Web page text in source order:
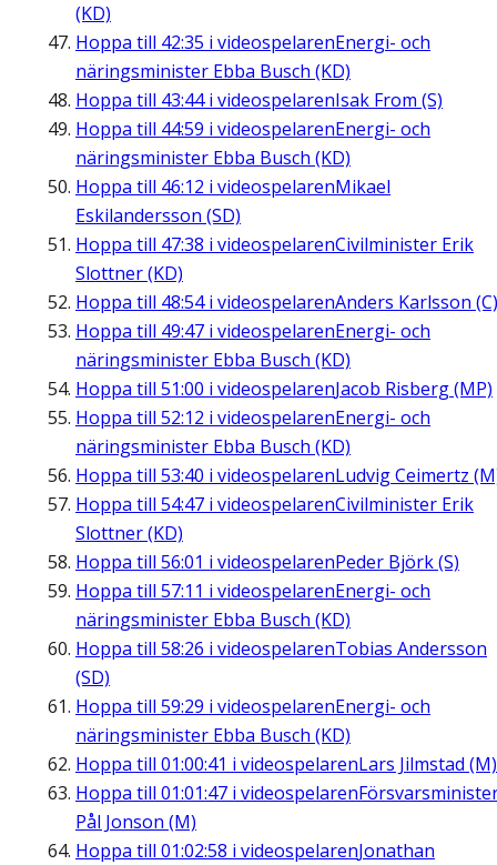
(KD)
Hoppa till 42:35 i videospelarenEnergi- och
näringsminister Ebba Busch (KD)
Hoppa till 43:44i videospelarenIsak From (S)
Hoppa till 44:59 i videospelarenEnergi- och
näringsminister Ebba Busch (KD)
Hoppa till 46:12 i videospelarenMikael
Eskilandersson (SD)
Hoppa till 47:38 i videospelarenCivilminister Erik
Slottner (KD)
Hoppa till 48:54i videospelarenAnders Karlsson (C)
Hoppa till 49:47 i videospelarenEnergi- och
näringsminister Ebba Busch (KD)
Hoppa till 51:00 i videospelarenJacob Risberg (MP)
Hoppa till 52:12 i videospelarenEnergi- och
näringsminister Ebba Busch (KD)
Hoppa till 53:40 i videospelarenLudvig Ceimertz
Hoppa till 54:47 i videospelarenCivilminister Erik
Slottner (KD)
Hoppa till 56:01 i videospelarenPeder Björk (S)
Hoppa till 57:11 i videospelarenEnergi- och
näringsminister Ebba Busch (KD)
Hoppa till 58:26 i videospelarenTobias Andersson
(SD)
Hoppa till 59:29 i videospelarenEnergi- och
näringsminister Ebba Busch (KD)
Hoppa till 01:00:41 i videospelarenLars Jilmstad (M)
Hoppa till 01:01:47 i videospelaren
Pål Jonson (M)
Hoppa till 01:02:58 i videospelarenJonathan